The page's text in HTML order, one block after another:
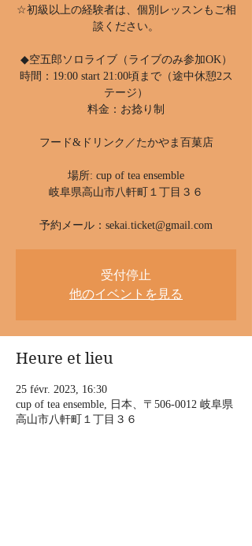
☆初級以上の経験者は、個別レッスンもご相
談ください。
◆空五郎ソロライブ（ライブのみ参加OK）
時間：19:00 start 21:00頃まで（途中休憩2ス
テージ）
料金：お捻り制
フード&ドリンク／たかやま百菓店
場所: cup of tea ensemble
岐阜県高山市八軒町１丁目３６
受付停止
他のイベントを見る
Heure et lieu
25 févr. 2023, 16:30
cup of tea ensemble, 日本、〒506-0012 岐阜県
高山市八軒町１丁目３６